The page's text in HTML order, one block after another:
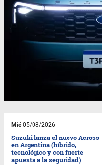
Mié05/08/2026
Suzuki lanza el nuevo Across
en Argentina (híbrido,
tecnológico y con fuerte
apuesta a la seguridad)